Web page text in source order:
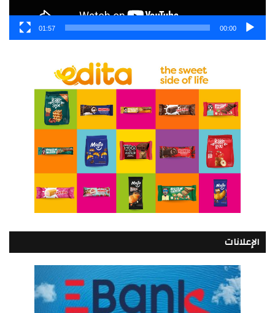
00:00
01:57
الإعلانات